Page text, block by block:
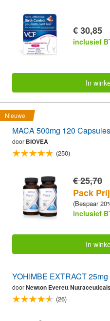
€ 30,85
inclusief
In
Nieuwe
MACA 500mg 120
door BIOVEA
(250)
€ 25,70
Pack
(Bespaar
inclusief
In
YOHIMBE EXTRACT
doorNewton Everett
(26)